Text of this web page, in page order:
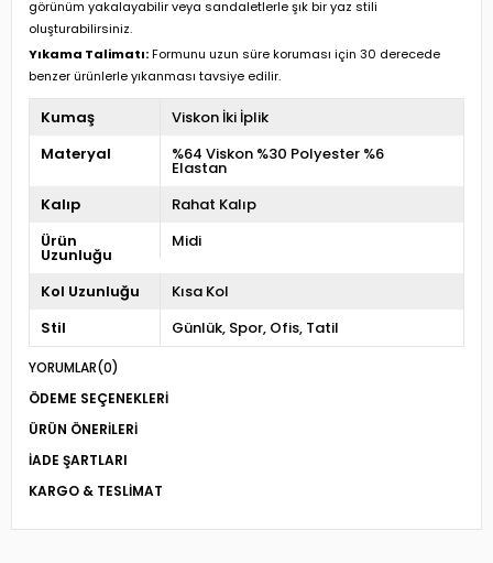
görünüm yakalayabilir veya sandaletlerle şık bir yaz stili
oluşturabilirsiniz.
Yıkama Talimatı:Formunu uzun süre koruması için 30 derecede
benzer ürünlerle yıkanması tavsiye edilir.
Kumaş
Viskon İki İplik
Materyal
%64 Viskon %30 Polyester %6
Elastan
Kalıp
Rahat Kalıp
Ürün
Uzunluğu
Midi
Kol Uzunluğu
Kısa Kol
Stil
Günlük Spor Ofis Tatil
YORUMLAR(0)
ÖDEME SEÇENEKLERI
ÜRÜN ÖNERILERI
İADE ŞARTLARI
KARGO & TESLIMAT